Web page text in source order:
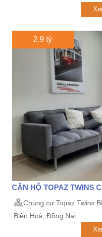
2.9 tỷ
CĂN HỘ TOPAZ TWINS
Chung cư Topaz Twins
Biên Hoà, Đồng Nai